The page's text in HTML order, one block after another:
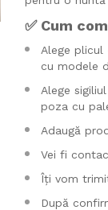
✅ Cum
Alege plicul
cu modele
Alege
poza cu
Adaugă
Vei fi
Îți vom
După